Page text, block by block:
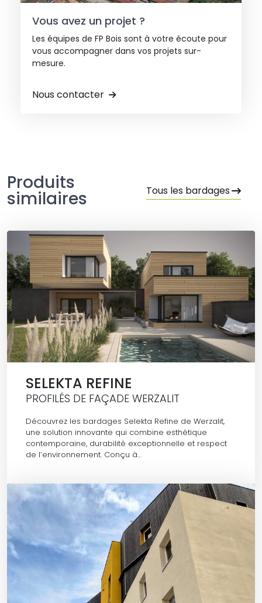
Vous avez un projet ?
Les équipes de FP Bois sont à votre écoute pour
vous accompagner dans vos projets sur-
mesure.
Nous contacter
Produits
similaires Tous les bardages
SELEKTA REFINE
PROFILÉS DE FAÇADE WERZALIT
Découvrez les bardages Selekta Refine de Werzalit,
une solution innovante qui combine esthétique
contemporaine, durabilité exceptionnelle et respect
de l’environnement. Conçu à…